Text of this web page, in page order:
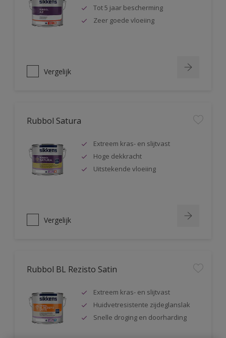
Tot 5 jaar bescherming
Zeer goede vloeiing
Vergelijk
Rubbol Satura
Extreem kras- en slijtvast
Hoge dekkracht
Uitstekende vloeiing
Vergelijk
Rubbol BL Rezisto Satin
Extreem kras- en slijtvast
Huidvetresistente zijdeglanslak
Snelle droging en doorharding